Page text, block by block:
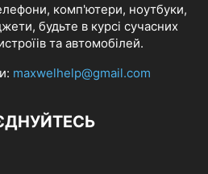
комп'ютери, ноутбуки,
будьте в курсі сучасних
та автомобілей.
maxwelhelp@gmail.com